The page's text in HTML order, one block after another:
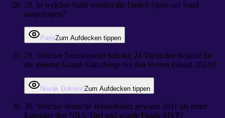
28. In welcher Stadt werden die French Open auf Sand
ausgetragen?
ParisZum Aufdecken tippen
29. Welcher Tennisspieler hält mit 24 Titeln den Rekord für
die meisten Grand-Slam-Siege bei den Herren (Stand 2023)?
Novak ĐokovićZum Aufdecken tippen
30. Welcher deutsche Basketballer gewann 2011 als erster
Europäer den NBA-Titel und wurde Finals-MVP?